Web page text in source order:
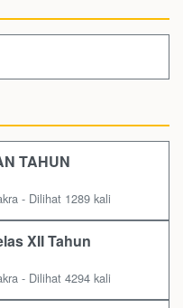
TAHUN
- Dilihat 1289 kali
XII Tahun
- Dilihat 4294 kali